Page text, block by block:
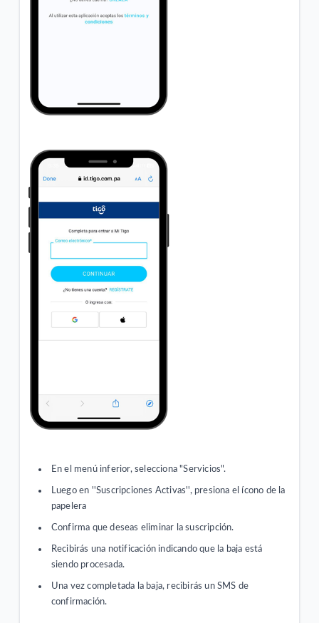
En el menú inferior, selecciona "Servicios".
Luego en ''Suscripciones Activas'', presiona el ícono de la
papelera
Confirma que deseas eliminar la suscripción.
Recibirás una notificación indicando que la baja está
siendo procesada.
Una vez completada la baja, recibirás un SMS de
confirmación.